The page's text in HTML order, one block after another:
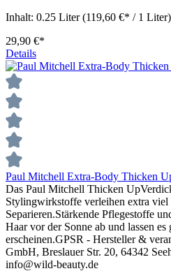
Inhalt: 0.25 Liter(119,60 €* / 1 Liter)
29,90 €*
Details
Paul Mitchell Extra-Body Thicken
Das Paul Mitchell Thicken
Stylingwirkstoffe verleihen extra
Separieren.Stärkende Pflegestoffe
Haar vor der Sonne ab und lassen
erscheinen.GPSR - Hersteller &
GmbH, Breslauer Str. 20, 64342
info@wild-beauty.de